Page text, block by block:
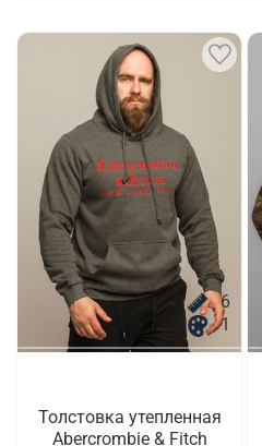
6
1
Толстовка утепленная
Abercrombie & Fitch